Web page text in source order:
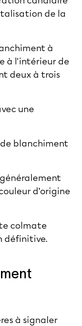
de la
à
à l'intérieur de
deux à trois
une
blanchiment
d’origine
colmate
définitive.
à signaler